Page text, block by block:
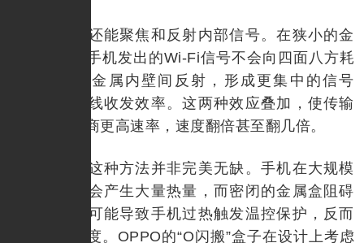
金属盒还能聚焦和反射内部信号。在狭小的金
属空间内，手机发出的Wi-Fi信号不会向四面八方耗
散，而是在金属内壁间反射，形成更集中的信号
场，增强天线收发效率。这两种效应叠加，使传输
协议自动协商更高速率，速度翻倍甚至翻几倍。
然而，这种方法并非完美无缺。手机在大规模
数据读写时会产生大量热量，而密闭的金属盒阻碍
空气流通，可能导致手机过热触发温控保护，反而
降低传输速度。OPPO的“O闪搬”盒子在设计上考虑